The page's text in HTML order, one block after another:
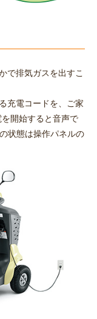
で排気ガスを出すこ
充電コードを、ご家
開始すると音声で
状態は操作パネルの